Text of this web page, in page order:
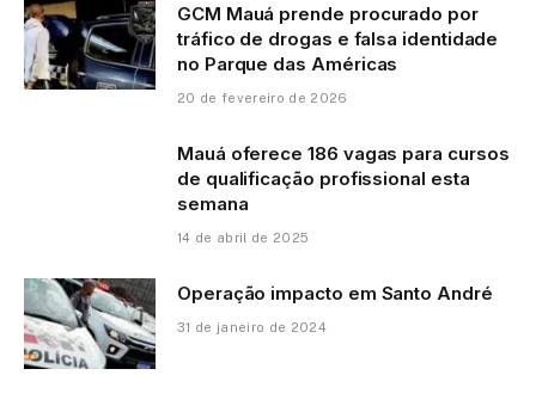
GCM Mauá prende procurado por
tráfico de drogas e falsa identidade
no Parque das Américas
20 de fevereiro de 2026
Mauá oferece 186 vagas para cursos
de qualificação profissional esta
semana
14 de abril de 2025
Operação impacto em Santo André
31 de janeiro de 2024